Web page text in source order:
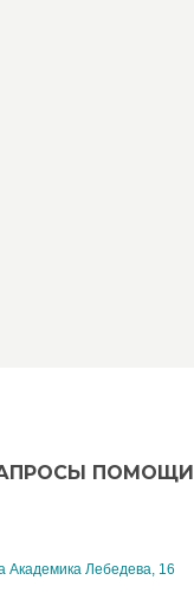
ПОМОЩИ
Академика Лебедева, 16